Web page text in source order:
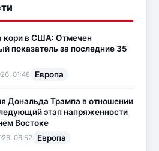
кори в США: Отмечен
показатель за последние 35
01:48 Европа
Дональда Трампа в отношении
этап напряженности
Востоке
06:52 Европа